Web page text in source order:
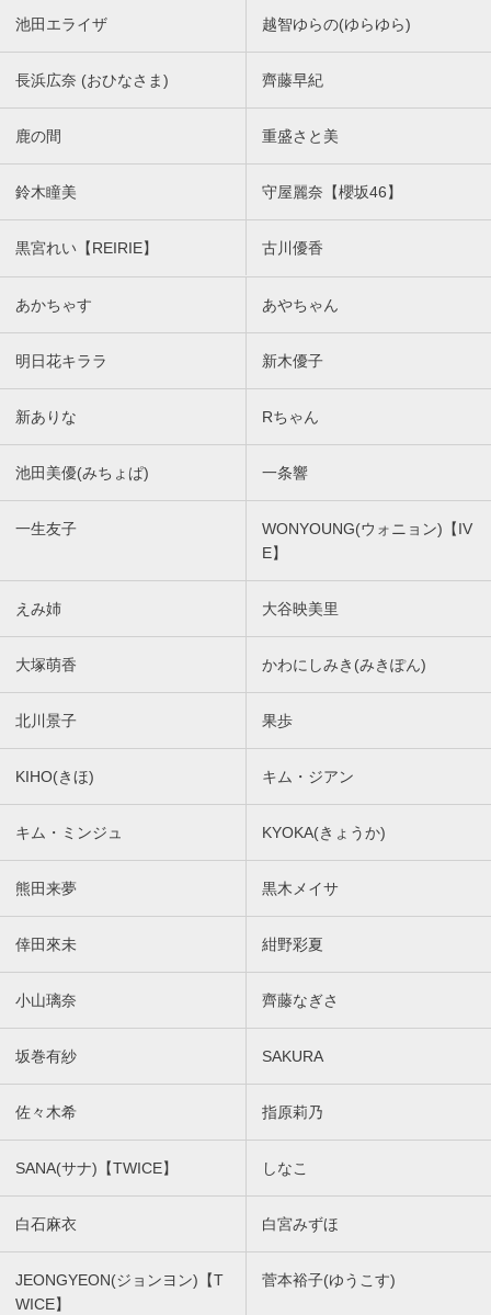
池田エライザ 越智ゆらの(ゆらゆら)
長浜広奈 (おひなさま) 齊藤早紀
鹿の間 重盛さと美
鈴木瞳美 守屋麗奈【櫻坂46】
黒宮れい【REIRIE】 古川優香
あかちゃす あやちゃん
明日花キララ 新木優子
新ありな Rちゃん
池田美優(みちょぱ) 一条響
一生友子
WONYOUNG(ウォニョン)【IV
E】
えみ姉 大谷映美里
大塚萌香 かわにしみき(みきぽん)
北川景子 果歩
KIHO(きほ) キム・ジアン
キム・ミンジュ KYOKA(きょうか)
熊田来夢 黒木メイサ
倖田來未 紺野彩夏
小山璃奈 齊藤なぎさ
坂巻有紗 SAKURA
佐々木希 指原莉乃
SANA(サナ)【TWICE】 しなこ
白石麻衣 白宮みずほ
JEONGYEON(ジョンヨン)【T
WICE】
菅本裕子(ゆうこす)